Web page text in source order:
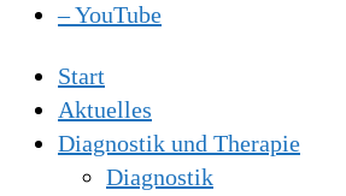
– YouTube
Start
Aktuelles
Diagnostik und Therapie
Diagnostik